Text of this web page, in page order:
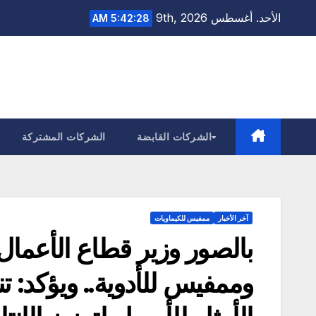
الأحد. أغسطس 9th, 2026 5:42:29 AM
الشركات القابضة الشركات المشتركة
آخر الأخبار ممفيس للكيماويات
بالصور وزير قطاع
وممفيس للأدوية.. ويؤكد: